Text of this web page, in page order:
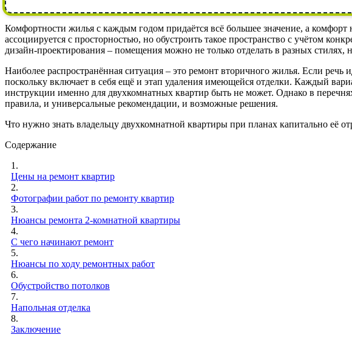
Комфортности жилья с каждым годом придаётся всё большее значение, а
ассоциируется с просторностью, но обустроить такое пространство с учётом
дизайн-проектирования – помещения можно не только отделать в разных
Наиболее распространённая ситуация – это ремонт вторичного жилья. Если
поскольку включает в себя ещё и этап удаления имеющейся отделки. Каждый
инструкции именно для двухкомнатных квартир быть не может. Однако в
правила, и универсальные рекомендации, и возможные решения.
Что нужно знать владельцу двухкомнатной квартиры при планах капитально её
Содержание
1.
Цены на ремонт квартир
2.
Фотографии работ по ремонту квартир
3.
Нюансы ремонта 2-комнатной квартиры
4.
С чего начинают ремонт
5.
Нюансы по ходу ремонтных работ
6.
Обустройство потолков
7.
Напольная отделка
8.
Заключение